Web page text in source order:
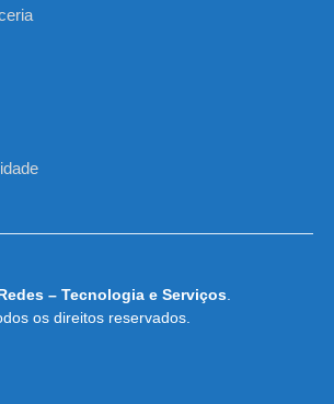
– Tecnologia e Serviços.
os direitos reservados.